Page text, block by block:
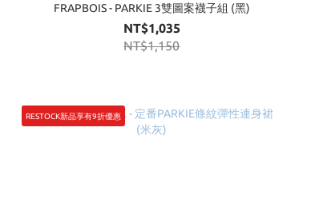
FRAPBOIS - PARKIE 3雙圖案襪子組 (黑)
NT$1,035
NT$1,150
RESTOCK新品享有9折優惠